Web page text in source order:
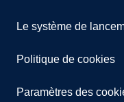
Le système de
Politique de cookies
Paramètres des